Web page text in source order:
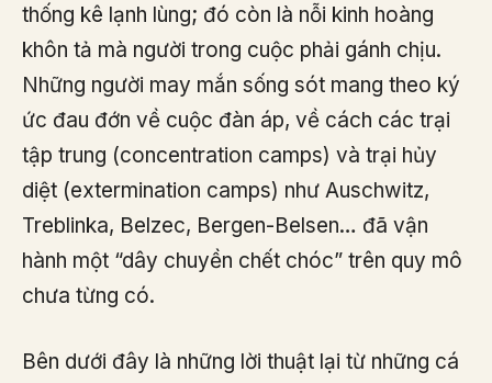
thống kê lạnh lùng; đó còn là nỗi kinh hoàng
khôn tả mà người trong cuộc phải gánh chịu.
Những người may mắn sống sót mang theo ký
ức đau đớn về cuộc đàn áp, về cách các trại
tập trung (concentration camps) và trại hủy
diệt (extermination camps) như Auschwitz,
Treblinka, Belzec, Bergen-Belsen… đã vận
hành một “dây chuyền chết chóc” trên quy mô
chưa từng có.
Bên dưới đây là những lời thuật lại từ những cá